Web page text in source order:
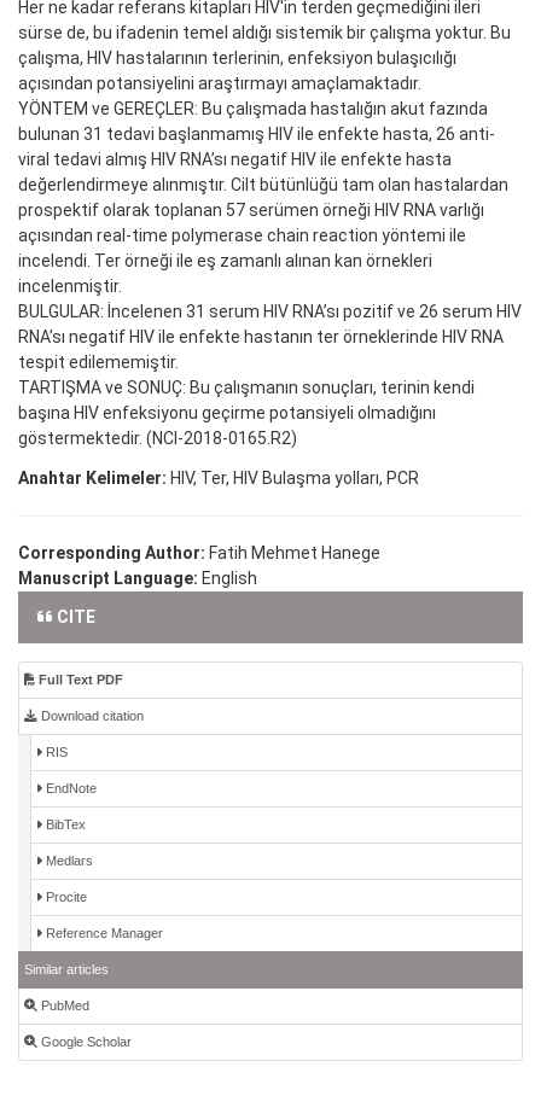
Her ne kadar referans kitapları HIV'in terden geçmediğini ileri
sürse de, bu ifadenin temel aldığı sistemik bir çalışma yoktur. Bu
çalışma, HIV hastalarının terlerinin, enfeksiyon bulaşıcılığı
açısından potansiyelini araştırmayı amaçlamaktadır.
YÖNTEM ve GEREÇLER: Bu çalışmada hastalığın akut fazında
bulunan 31 tedavi başlanmamış HIV ile enfekte hasta, 26 anti-
viral tedavi almış HIV RNA’sı negatif HIV ile enfekte hasta
değerlendirmeye alınmıştır. Cilt bütünlüğü tam olan hastalardan
prospektif olarak toplanan 57 serümen örneği HIV RNA varlığı
açısından real-time polymerase chain reaction yöntemi ile
incelendi. Ter örneği ile eş zamanlı alınan kan örnekleri
incelenmiştir.
BULGULAR: İncelenen 31 serum HIV RNA’sı pozitif ve 26 serum HIV
RNA’sı negatif HIV ile enfekte hastanın ter örneklerinde HIV RNA
tespit edilememiştir.
TARTIŞMA ve SONUÇ: Bu çalışmanın sonuçları, terinin kendi
başına HIV enfeksiyonu geçirme potansiyeli olmadığını
göstermektedir. (NCI-2018-0165.R2)
Anahtar Kelimeler: HIV, Ter, HIV Bulaşma yolları, PCR
Corresponding Author: Fatih Mehmet Hanege
Manuscript Language: English
CITE
Full Text PDF
Download citation
RIS
EndNote
BibTex
Medlars
Procite
Reference Manager
Similar articles
PubMed
Google Scholar